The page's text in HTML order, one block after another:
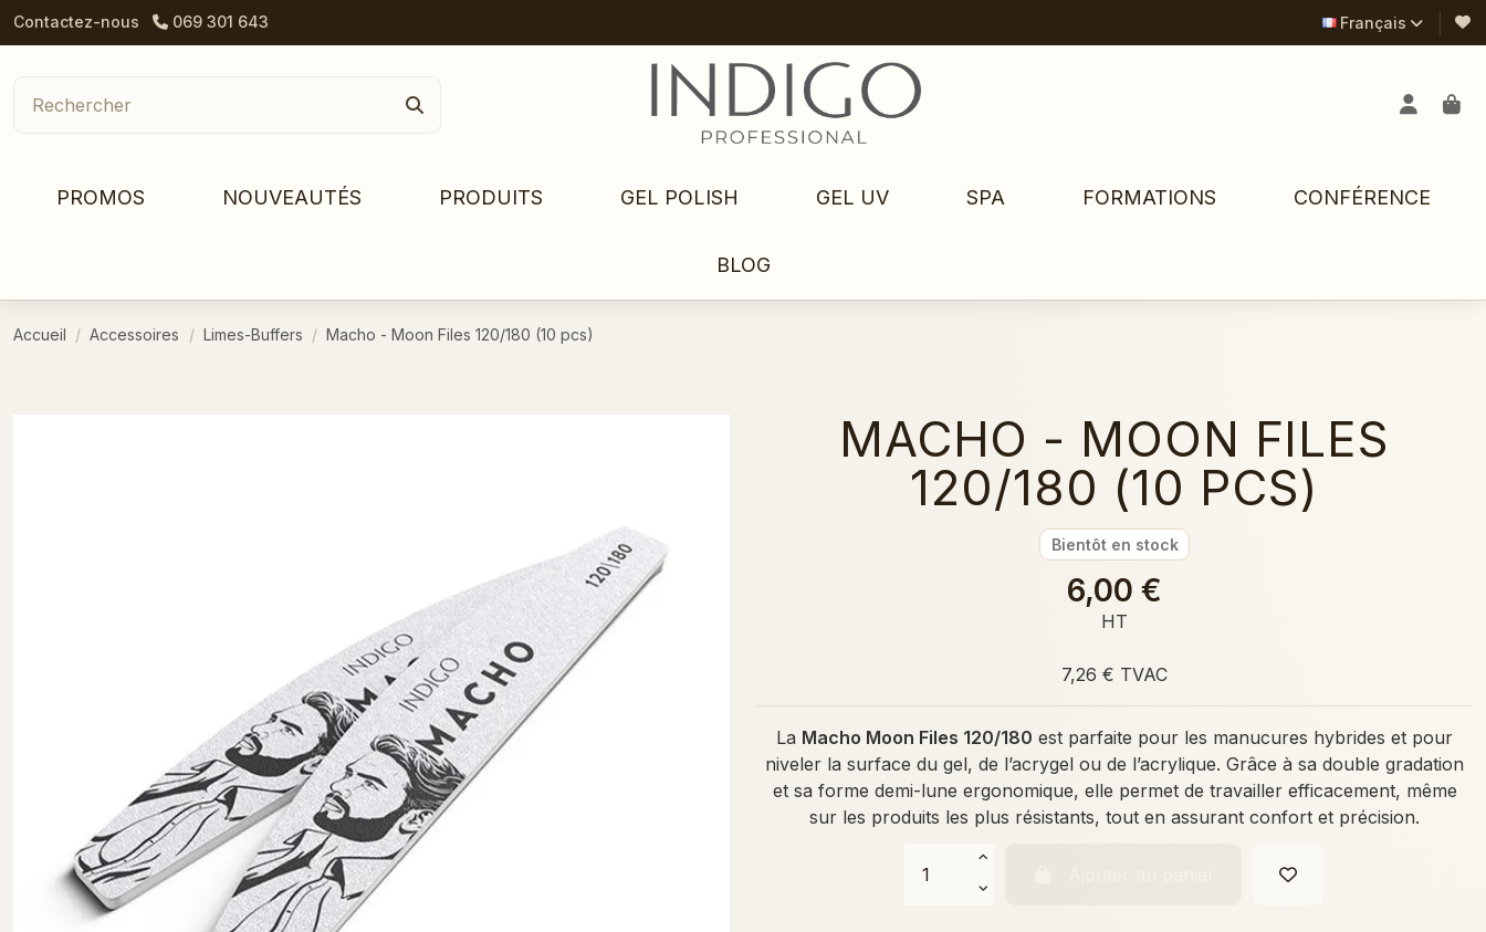
Contactez-nous 069 301 643 Français
PROMOS NOUVEAUTÉS PRODUITS GEL POLISH GEL UV SPA FORMATIONS CONFÉRENCE
BLOG
Accueil Accessoires Limes-Buffers Macho - Moon Files 120/180 (10 pcs)
MACHO - MOON FILES
120/180 (10 PCS)
Bientôt en stock
6,00 €
HT
7,26 € TVAC
La Macho Moon Files 120/180 est parfaite pour les manucures hybrides et pour
niveler la surface du gel, de l’acrygel ou de l’acrylique. Grâce à sa double gradation
et sa forme demi-lune ergonomique, elle permet de travailler efficacement, même
sur les produits les plus résistants, tout en assurant confort et précision.